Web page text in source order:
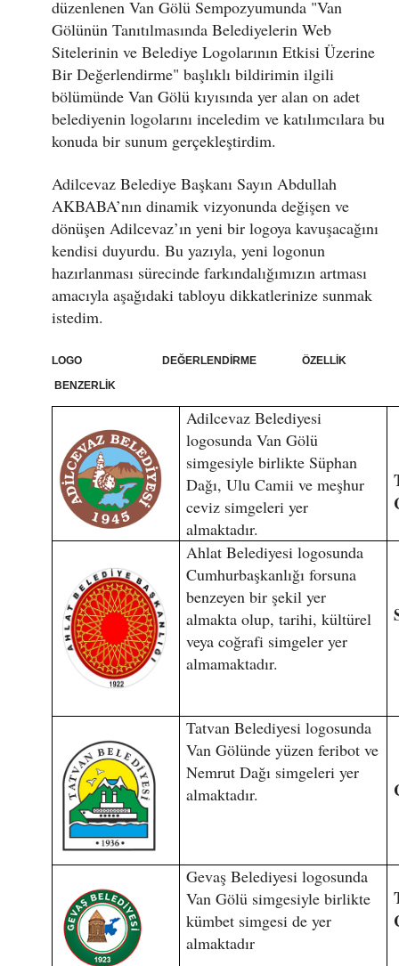
düzenlenen Van Gölü Sempozyumunda "Van
Gölünün Tanıtılmasında Belediyelerin Web
Sitelerinin ve Belediye Logolarının Etkisi Üzerine
Bir Değerlendirme" başlıklı bildirimin ilgili
bölümünde Van Gölü kıyısında yer alan on adet
belediyenin logolarını inceledim ve katılımcılara bu
konuda bir sunum gerçekleştirdim.
Adilcevaz Belediye Başkanı Sayın Abdullah
AKBABA’nın dinamik vizyonunda değişen ve
dönüşen Adilcevaz’ın yeni bir logoya kavuşacağını
kendisi duyurdu. Bu yazıyla, yeni logonun
hazırlanması sürecinde farkındalığımızın artması
amacıyla aşağıdaki tabloyu dikkatlerinize sunmak
istedim.
LOGO DEĞERLENDİRME ÖZELLİK
BENZERLİK
Adilcevaz Belediyesi
logosunda Van Gölü
simgesiyle birlikte Süphan
Dağı, Ulu Camii ve meşhur
ceviz simgeleri yer
almaktadır.
Ahlat Belediyesi logosunda
Cumhurbaşkanlığı forsuna
benzeyen bir şekil yer
almakta olup, tarihi, kültürel
veya coğrafi simgeler yer
almamaktadır.
Tatvan Belediyesi logosunda
Van Gölünde yüzen feribot ve
Nemrut Dağı simgeleri yer
almaktadır.
Gevaş Belediyesi logosunda
Van Gölü simgesiyle birlikte
kümbet simgesi de yer
almaktadır